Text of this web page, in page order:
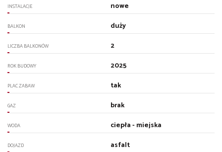
INSTALACJE nowe
BALKON duży
LICZBA BALKONÓW 2
ROK BUDOWY 2025
PLAC ZABAW tak
GAZ brak
WODA ciepła - miejska
DOJAZD asfalt